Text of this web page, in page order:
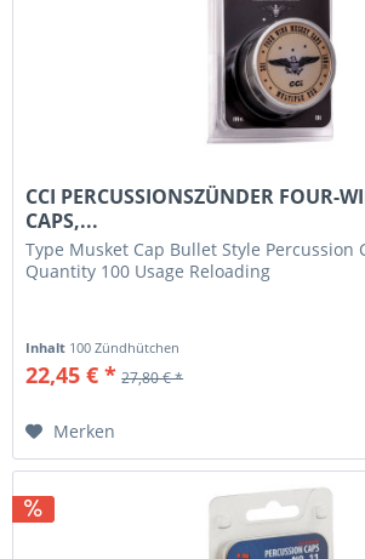
CCI PERCUSSIONSZÜNDER FOUR-
CAPS,...
Type Musket Cap Bullet Style Percussion
Quantity 100 Usage Reloading
Inhalt 100 Zündhütchen
22,45 € * 27,80 € *
Merken